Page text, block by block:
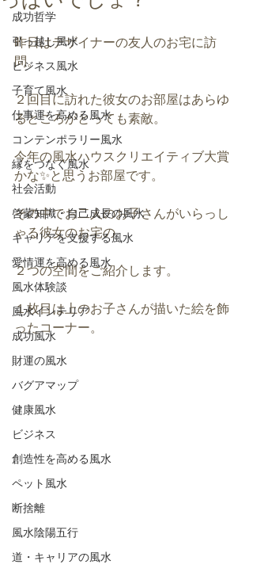
成功哲学
引っ越し風水
ビジネス風水
子育て風水
仕事運を高める風水
コンテンポラリー風水
縁をつなぐ風水
社会活動
啓蒙知識・自己成長の風水
キャリアを支援する風水
愛情運を高める風水
風水体験談
風水インテリア
成功風水
財運の風水
バグアマップ
健康風水
ビジネス
創造性を高める風水
ペット風水
断捨離
風水陰陽五行
道・キャリアの風水
昨日はデザイナーの友人のお宅に訪
問。
２回目に訪れた彼女のお部屋はあらゆ
るところがとっても素敵。
今年の風水ハウスクリエイティブ大賞
かな✨と思うお部屋です。
その中でお二人のお子さんがいらっし
ゃる彼女のお宅の
２つの空間をご紹介します。
１枚目は上のお子さんが描いた絵を飾
ったコーナー。